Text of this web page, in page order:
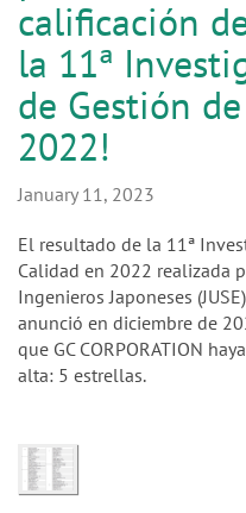
calificación
la 11ª
de Gestión
2022!
January 11, 2023
El resultado de la 11ª
Calidad en 2022 realizada
Ingenieros Japoneses
anunció en diciembre de
que GC CORPORATION
alta: 5 estrellas.